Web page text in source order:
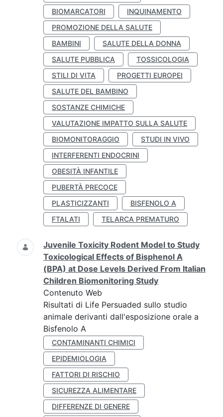
BIOMARCATORI
INQUINAMENTO
PROMOZIONE DELLA SALUTE
BAMBINI
SALUTE DELLA DONNA
SALUTE PUBBLICA
TOSSICOLOGIA
STILI DI VITA
PROGETTI EUROPEI
SALUTE DEL BAMBINO
SOSTANZE CHIMICHE
VALUTAZIONE IMPATTO SULLA SALUTE
BIOMONITORAGGIO
STUDI IN VIVO
INTERFERENTI ENDOCRINI
OBESITÀ INFANTILE
PUBERTÀ PRECOCE
PLASTICIZZANTI
BISFENOLO A
FTALATI
TELARCA PREMATURO
Juvenile Toxicity Rodent Model to Study
Toxicological Effects of Bisphenol A
(BPA) at Dose Levels Derived From Italian
Children Biomonitoring Study
Contenuto Web
Risultati di Life Persuaded sullo studio
animale derivanti dall'esposizione orale a
Bisfenolo A
CONTAMINANTI CHIMICI
EPIDEMIOLOGIA
FATTORI DI RISCHIO
SICUREZZA ALIMENTARE
DIFFERENZE DI GENERE